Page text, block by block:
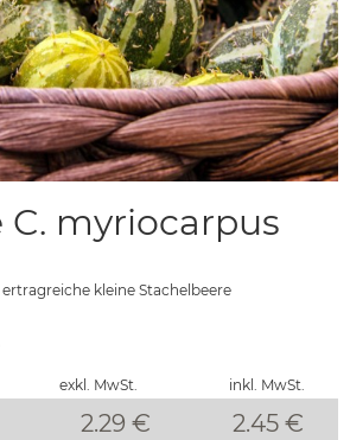
myriocarpus
kleine Stachelbeere
exkl. MwSt. inkl. MwSt.
2.29 € 2.45 €